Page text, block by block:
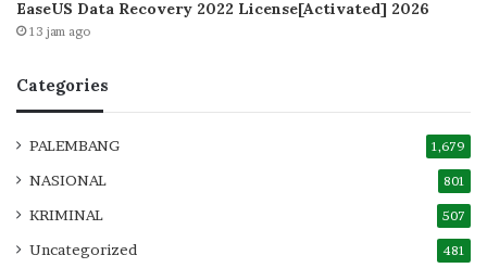
EaseUS Data Recovery 2022 License[Activated] 2026
13 jam ago
Categories
PALEMBANG 1,679
NASIONAL 801
KRIMINAL 507
Uncategorized 481